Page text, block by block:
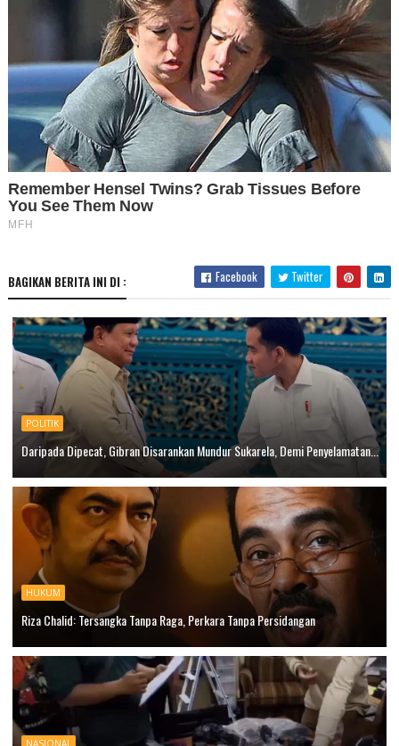
BAGIKAN BERITA INI DI : Facebook Twitter
POLITIK
Daripada Dipecat, Gibran Disarankan Mundur Sukarela, Demi Penyelamatan...
HUKUM
Riza Chalid: Tersangka Tanpa Raga, Perkara Tanpa Persidangan